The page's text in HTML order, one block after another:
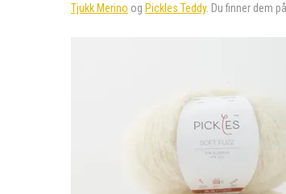
Tjukk Merino og Pickles Teddy. Du finner dem på